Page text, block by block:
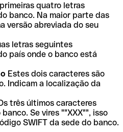
quatro letras
banco. Na maior parte das
versão abreviada do seu
letras seguintes
país onde o banco está
Estes dois caracteres são
Indicam a localização da
três últimos caracteres
Se vires ""XXX"", isso
SWIFT da sede do banco.